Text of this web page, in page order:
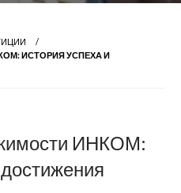
ИСТОРИЯ УСПЕХА И
ИНКОМ: